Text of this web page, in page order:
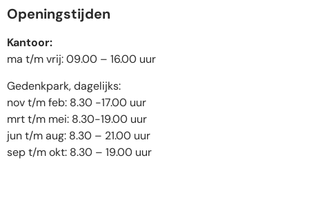
Openingstijden
Kantoor:
ma t/m vrij: 09.00 – 16.00 uur
Gedenkpark, dagelijks:
nov t/m feb: 8.30 -17.00 uur
mrt t/m mei: 8.30-19.00 uur
jun t/m aug: 8.30 – 21.00 uur
sep t/m okt: 8.30 – 19.00 uur